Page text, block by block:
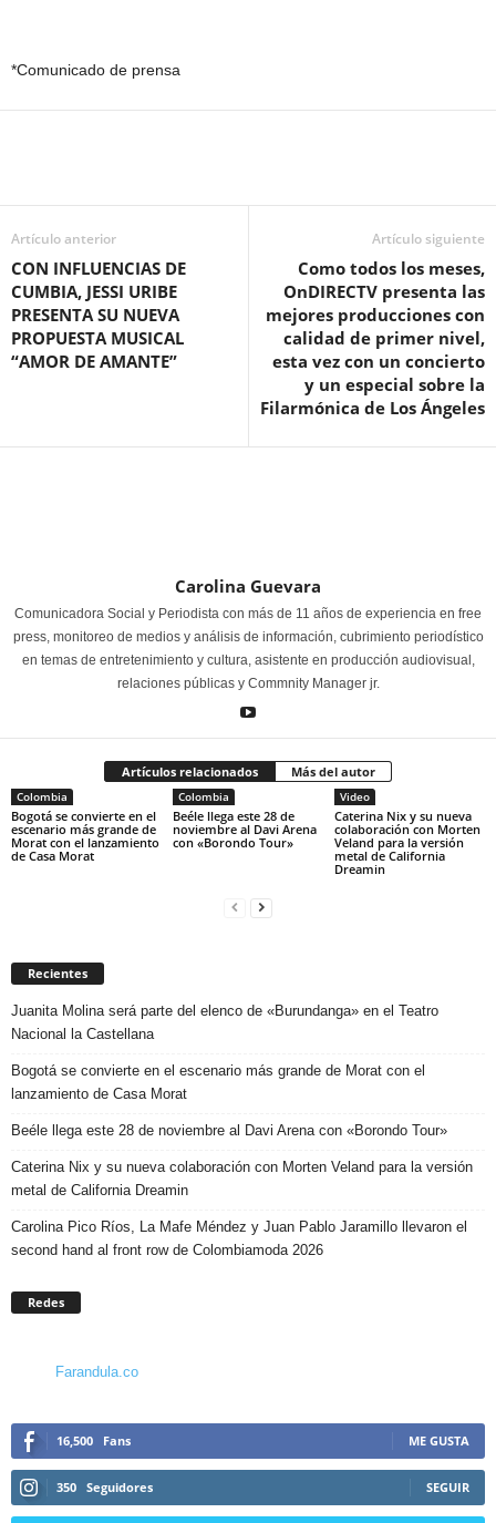
*Comunicado de prensa
Artículo anterior
CON INFLUENCIAS DE
CUMBIA, JESSI URIBE
PRESENTA SU NUEVA
PROPUESTA MUSICAL
“AMOR DE AMANTE”
Artículo siguiente
Como todos los meses,
OnDIRECTV presenta las
mejores producciones con
calidad de primer nivel,
esta vez con un concierto
y un especial sobre la
Filarmónica de Los Ángeles
Carolina Guevara
Comunicadora Social y Periodista con más de 11 años de experiencia en free
press, monitoreo de medios y análisis de información, cubrimiento periodístico
en temas de entretenimiento y cultura, asistente en producción audiovisual,
relaciones públicas y Commnity Manager jr.
Artículos relacionados Más del autor
Colombia
Bogotá se convierte en el
escenario más grande de
Morat con el lanzamiento
de Casa Morat
Colombia
Beéle llega este 28 de
noviembre al Davi Arena
con «Borondo Tour»
Video
Caterina Nix y su nueva
colaboración con Morten
Veland para la versión
metal de California
Dreamin
Recientes
Juanita Molina será parte del elenco de «Burundanga» en el Teatro
Nacional la Castellana
Bogotá se convierte en el escenario más grande de Morat con el
lanzamiento de Casa Morat
Beéle llega este 28 de noviembre al Davi Arena con «Borondo Tour»
Caterina Nix y su nueva colaboración con Morten Veland para la versión
metal de California Dreamin
Carolina Pico Ríos, La Mafe Méndez y Juan Pablo Jaramillo llevaron el
second hand al front row de Colombiamoda 2026
Redes
Farandula.co
16,500 Fans ME GUSTA
350 Seguidores SEGUIR